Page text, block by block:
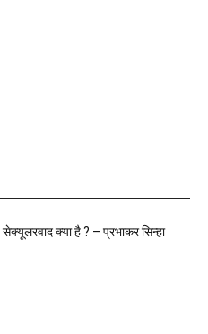
क्या है ? – प्रभाकर सिन्हा